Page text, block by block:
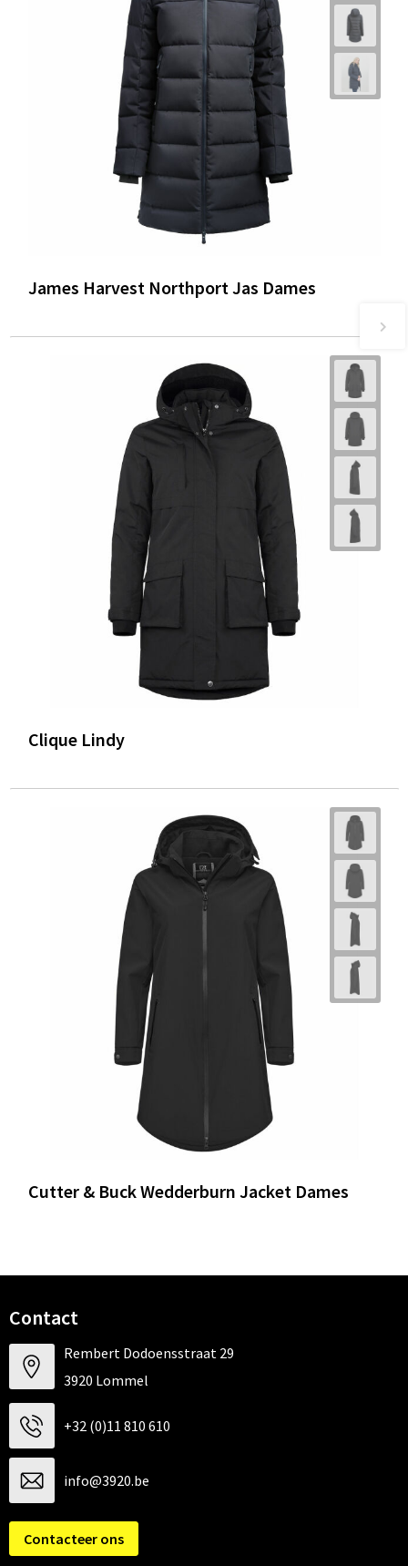
James Harvest Northport Jas Dames
Clique Lindy
Cutter & Buck Wedderburn Jacket Dames
Contact
Rembert Dodoensstraat 29
3920 Lommel
+32 (0)11 810 610
info@3920.be
Contacteer ons